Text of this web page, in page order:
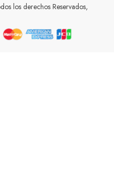
los derechos Reservados,